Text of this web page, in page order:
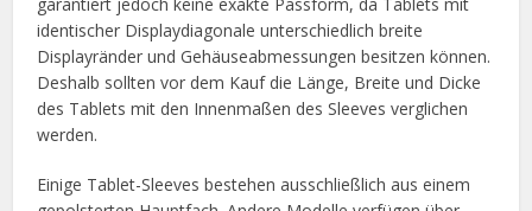
identischer Displaydiagonale unterschiedlich breite
Displayränder und Gehäuseabmessungen besitzen können.
Deshalb sollten vor dem Kauf die Länge, Breite und Dicke
des Tablets mit den Innenmaßen des Sleeves verglichen
werden.
Einige Tablet-Sleeves bestehen ausschließlich aus einem